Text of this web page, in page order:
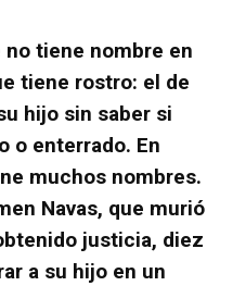
tiene nombre en
tiene rostro: el de
hijo sin saber si
o enterrado. En
muchos nombres.
Navas, que murió
justicia, diez
a su hijo en un